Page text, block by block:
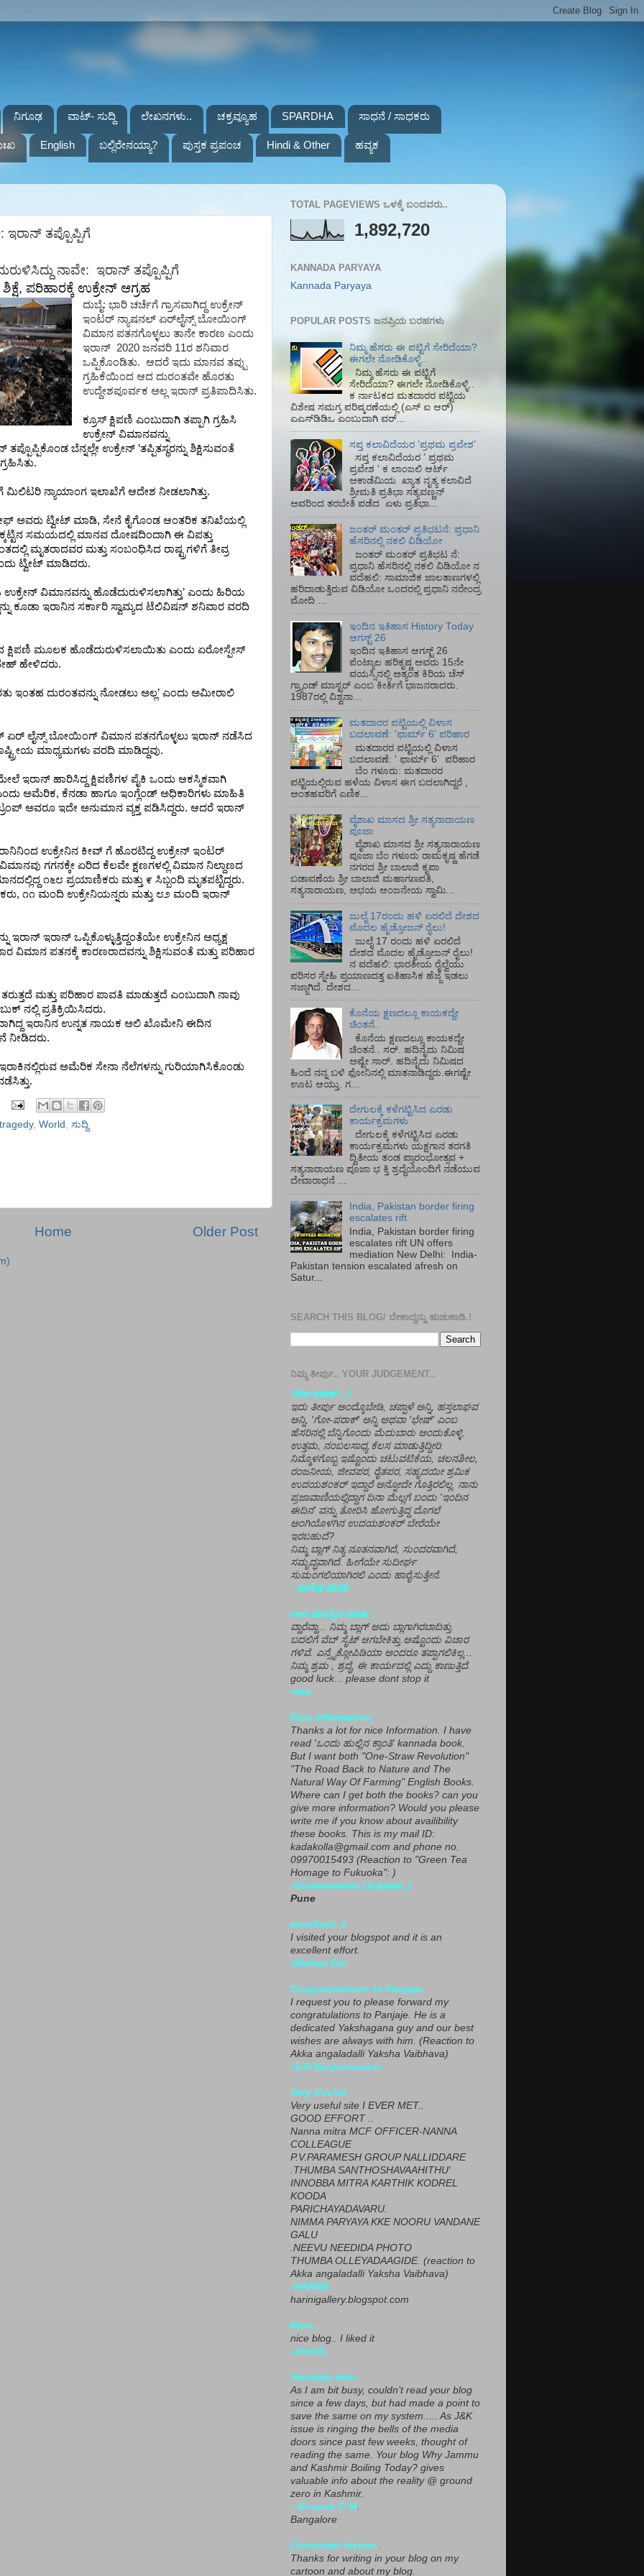
ನಿಗೂಢ ವಾಟ್- ಸುದ್ದಿ ಲೇಖನಗಳು.. ಚಕ್ರವ್ಯೂಹ SPARDHA ಸಾಧನೆ / ಸಾಧಕರು
English ಬಲ್ಲಿರೇನಯ್ಯಾ? ಪುಸ್ತಕ ಪ್ರಪಂಚ Hindi & Other ಹವ್ಯಕ
ಇರಾನ್ ತಪ್ಪೊಪ್ಪಿಗೆ
ನಾವೇ: ಇರಾನ್ ತಪ್ಪೊಪ್ಪಿಗೆ
ಶಿಕ್ಷೆ, ಪರಿಹಾರಕ್ಕೆ ಉಕ್ರೇನ್ ಆಗ್ರಹ
ದುಬೈ: ಭಾರಿ ಚರ್ಚೆಗೆ ಗ್ರಾಸವಾಗಿದ್ದ ಉಕ್ರೇನ್
ಇಂಟರ್ ನ್ಯಾಷನಲ್ ಏರ್ಲೈನ್ಸ್ ಬೋಯಿಂಗ್
ವಿಮಾನ ಪತನಗೊಳ್ಳಲು ತಾನೇ ಕಾರಣ ಎಂದು
ಇರಾನ್2020 ಜನವರಿ 11ರ ಶನಿವಾರ
ಒಪ್ಪಿಕೊಂಡಿತು. ಆದರೆ ಇದು ಮಾನವ ತಪ್ಪು
ಗ್ರಹಿಕೆಯಿಂದ ಆದ ದುರಂತವೇ ಹೊರತು
ಉದ್ದೇಶಪೂರ್ವಕ ಅಲ್ಲ ಇರಾನ್ ಪ್ರತಿಪಾದಿಸಿತು.
ಕ್ರೂಸ್ ಕ್ಷಿಪಣಿ ಎಂಬುದಾಗಿ ತಪ್ಪಾಗಿ ಗ್ರಹಿಸಿ
ಉಕ್ರೇನ್ ವಿಮಾನವನ್ನು
ತಪ್ಪೊಪ್ಪಿಕೊಂಡ ಬೆನ್ನಲ್ಲೇ ಉಕ್ರೇನ್ ’ತಪ್ಪಿತಸ್ಥರನ್ನು ಶಿಕ್ಷಿಸುವಂತೆ
.
ಮಿಲಿಟರಿ ನ್ಯಾಯಾಂಗ ಇಲಾಖೆಗೆ ಆದೇಶ ನೀಡಲಾಗಿತ್ತು.
ಅವರು ಟ್ವೀಟ್ ಮಾಡಿ, ಸೇನೆ ಕೈಗೊಂಡ ಆಂತರಿಕ ತನಿಖೆಯಲ್ಲಿ
ಸಮಯದಲ್ಲಿ ಮಾನವ ದೋಷದಿಂದಾಗಿ ಈ ವಿಪತ್ತು
ಮೃತರಾದವರ ಮತ್ತು ಸಂಬಂಧಿಸಿದ ರಾಷ್ಟ್ರಗಳಿಗೆ ತೀವ್ರ
ಟ್ವೀಟ್ ಮಾಡಿದರು.
ಉಕ್ರೇನ್ ವಿಮಾನವನ್ನು ಹೊಡೆದುರುಳಿಸಲಾಗಿತ್ತು’ ಎಂದು ಹಿರಿಯ
ಕೂಡಾ ಇರಾನಿನ ಸರ್ಕಾರಿ ಸ್ವಾಮ್ಯದ ಟೆಲಿವಿಷನ್ ಶನಿವಾರ ವರದಿ
ಕ್ಷಿಪಣಿ ಮೂಲಕ ಹೊಡೆದುರುಳಿಸಲಾಯಿತು ಎಂದು ಏರೋಸ್ಪೇಸ್
ಹೇಳಿದರು.
ಇಂತಹ ದುರಂತವನ್ನು ನೋಡಲು ಅಲ್ಲ’ ಎಂದು ಅಮೀರಾಲಿ
ಏರ್ ಲೈನ್ಸ್ ಬೋಯಿಂಗ್ ವಿಮಾನ ಪತನಗೊಳ್ಳಲು ಇರಾನ್ ನಡೆಸಿದ
ಮಾಧ್ಯಮಗಳು ವರದಿ ಮಾಡಿದ್ದವು.
ಇರಾನ್ ಹಾರಿಸಿದ್ದ ಕ್ಷಿಪಣಿಗಳ ಪೈಕಿ ಒಂದು ಆಕಸ್ಮಿಕವಾಗಿ
ಅಮೆರಿಕ, ಕೆನಡಾ ಹಾಗೂ ಇಂಗ್ಲೆಂಡ್ ಅಧಿಕಾರಿಗಳು ಮಾಹಿತಿ
ಅವರೂ ಇದೇ ಅನುಮಾನ ವ್ಯಕ್ತ ಪಡಿಸಿದ್ದರು. ಆದರೆ ಇರಾನ್
ಉಕ್ರೇನಿನ ಕೀವ್ ಗೆ ಹೊರಟಿದ್ದ ಉಕ್ರೇನ್ ಇಂಟರ್
ವಿಮಾನವು ಗಗನಕ್ಕೇ ಏರಿದ ಕೆಲವೇ ಕ್ಷಣಗಳಲ್ಲಿ ವಿಮಾನ ನಿಲ್ದಾಣದ
೧೬೮ ಪ್ರಯಾಣಿಕರು ಮತ್ತು ೯ ಸಿಬ್ಬಂದಿ ಮೃತಪಟ್ಟಿದ್ದರು.
, ೧೧ ಮಂದಿ ಉಕ್ರೇನಿಯನ್ನರು ಮತ್ತು ೮೨ ಮಂದಿ ಇರಾನ್
ಇರಾನ್ ಇರಾನ್ ಒಪ್ಪಿಕೊಳ್ಳುತ್ತಿದ್ದಂತೆಯೇ ಉಕ್ರೇನಿನ ಅಧ್ಯಕ್ಷ
ವಿಮಾನ ಪತನಕ್ಕೆ ಕಾರಣರಾದವನ್ನು ಶಿಕ್ಷಿಸುವಂತೆ ಮತ್ತು ಪರಿಹಾರ
ತರುತ್ತದೆ ಮತ್ತು ಪರಿಹಾರ ಪಾವತಿ ಮಾಡುತ್ತದೆ ಎಂಬುದಾಗಿ ನಾವು
ಬುಕ್ ನಲ್ಲಿ ಪ್ರತಿಕ್ರಿಯಿಸಿದರು.
ಇರಾನಿನ ಉನ್ನತ ನಾಯಕ ಅಲಿ ಖೊಮೇನಿ ಈದಿನ
ನೀಡಿದರು.
ಇರಾಕಿನಲ್ಲಿರುವ ಅಮೆರಿಕ ಸೇನಾ ನೆಲೆಗಳನ್ನು ಗುರಿಯಾಗಿಸಿಕೊಂಡು
.
tragedy, World ಸುದ್ದಿ
Older Post
Home
TOTAL PAGEVIEWS ಒಳಕ್ಕೆ ಬಂದವರು..
1,892,720
KANNADA PARYAYA
Kannada Paryaya
POPULAR POSTS ಜನಪ್ರಿಯ ಬರಹಗಳು
ನಿಮ್ಮ ಹೆಸರು ಈ ಪಟ್ಟಿಗೆ ಸೇರಿದೆಯಾ?
ಈಗಲೇ ನೋಡಿಕೊಳ್ಳಿ..
ನಿಮ್ಮ ಹೆಸರು ಈ ಪಟ್ಟಿಗೆ
ಸೇರಿದೆಯಾ? ಈಗಲೇ ನೋಡಿಕೊಳ್ಳಿ..
ಕ ರ್ನಾಟಕದ ಮತದಾರರ ಪಟ್ಟಿಯ
ವಿಶೇಷ ಸಮಗ್ರ ಪರಿಷ್ಕರಣೆಯಲ್ಲಿ (ಎಸ್‌ ಐ ಆರ್)‌
ಎಎಸ್‌ಡಿಡಿಒ ಎಂಬುದಾಗಿ ವರ್...
ಸಪ್ತ ಕಲಾವಿದೆಯರ ʼಪ್ರಥಮ ಪ್ರವೇಶʼ
ಸಪ್ತ ಕಲಾವಿದೆಯರ ʼ ಪ್ರಥಮ
ಪ್ರವೇಶ ʼ ಕ ಲಾಂಜಲಿ ಆರ್ಟ್
ಅಕಾಡೆಮಿಯ‌ ಖ್ಯಾತ ನೃತ್ಯ ಕಲಾವಿದೆ
ಶ್ರೀಮತಿ ಪ್ರತಿಭಾ ಸತ್ಯವಣ್ಣನ್
ಅವರಿಂದ ತರಬೇತಿ ಪಡೆದ ಏಳು ಪ್ರತಿಭಾ...
ಜಂತರ್ ಮಂತರ್ ಪ್ರತಿಭಟನೆ: ಪ್ರಧಾನಿ
ಹೆಸರಿನಲ್ಲಿ ನಕಲಿ ವಿಡಿಯೋ
ಜಂತರ್ ಮಂತರ್ ಪ್ರತಿಭಟ ನೆ:
ಪ್ರಧಾನಿ ಹೆಸರಿನಲ್ಲಿ ನಕಲಿ ವಿಡಿಯೋ ನ
ವದೆಹಲಿ: ಸಾಮಾಜಿಕ ಜಾಲತಾಣಗಳಲ್ಲಿ
ಹರಿದಾಡುತ್ತಿರುವ ವಿಡಿಯೋ ಒಂದರಲ್ಲಿ ಪ್ರಧಾನಿ ನರೇಂದ್ರ
ಮೋದಿ ...
ಇಂದಿನ ಇತಿಹಾಸ History Today
ಆಗಸ್ಟ್ 26
ಇಂದಿನ ಇತಿಹಾಸ ಆಗಸ್ಟ್ 26
ಪೆಂಟ್ಯಾಲ ಹರಿಕೃಷ್ಣ ಅವರು 15ನೇ
ವಯಸ್ಸಿನಲ್ಲಿ ಅತ್ಯಂತ ಕಿರಿಯ ಚೆಸ್
ಗ್ರ್ಯಾಂಡ್ ಮಾಸ್ಟರ್ ಎಂಬ ಕೀರ್ತಿಗೆ ಭಾಜನರಾದರು.
1987ರಲ್ಲಿ ವಿಶ್ವನಾ...
ಮತದಾರರ ಪಟ್ಟಿಯಲ್ಲಿ ವಿಳಾಸ
ಬದಲಾವಣೆ: 'ಫಾರ್ಮ್ 6' ಪರಿಹಾರ
ಮತದಾರರ ಪಟ್ಟಿಯಲ್ಲಿ ವಿಳಾಸ
ಬದಲಾವಣೆ: ' ಫಾರ್ಮ್ 6' ಪರಿಹಾರ
ಬೆಂ ಗಳೂರು: ಮತದಾರರ
ಪಟ್ಟಿಯಲ್ಲಿರುವ ಹಳೆಯ ವಿಳಾಸ ಈಗ ಬದಲಾಗಿದ್ದರೆ ,
ಅಂತಹವರಿಗೆ ಎಣಿಕ...
ವೈಶಾಖ ಮಾಸದ ಶ್ರೀ ಸತ್ಯನಾರಾಯಣ
ಪೂಜಾ
ವೈಶಾಖ ಮಾಸದ ಶ್ರೀ ಸತ್ಯನಾರಾಯಣ
ಪೂಜಾ ಬೆಂ ಗಳೂರು ರಾಮಕೃಷ್ಣ ಹೆಗಡೆ
ನಗರದ ಶ್ರೀ ಬಾಲಾಜಿ ಕೃಪಾ
ಬಡಾವಣೆಯ ಶ್ರೀ ಬಾಲಾಜಿ ಮಹಾಗಣಪತಿ,
ಸತ್ಯನಾರಾಯಣ, ಅಭಯ ಆಂಜನೇಯ ಸ್ವಾಮಿ...
ಜುಲೈ 17ರಂದು ಹಳಿ ಏರಲಿದೆ ದೇಶದ
ಮೊದಲ ಹೈಡ್ರೋಜನ್ ರೈಲು!
ಜುಲೈ 17 ರಂದು ಹಳಿ ಏರಲಿದೆ
ದೇಶದ ಮೊದಲ ಹೈಡ್ರೋಜನ್ ರೈಲು!
ನ ವದೆಹಲಿ: ಭಾರತೀಯ ರೈಲ್ವೆಯು
ಪರಿಸರ ಸ್ನೇಹಿ ಪ್ರಯಾಣದತ್ತ ಐತಿಹಾಸಿಕ ಹೆಜ್ಜೆ ಇಡಲು
ಸಜ್ಜಾಗಿದೆ. ದೇಶದ...
ಕೊನೆಯ ಕ್ಷಣದಲ್ಲೂ ಕಾಯಕದ್ದೇ
ಚಿಂತನೆ..
ಕೊನೆಯ ಕ್ಷಣದಲ್ಲೂ ಕಾಯಕದ್ದೇ
ಚಿಂತನೆ.. ಸರ್.‌ ಹದಿನೈದು ನಿಮಿಷ
ಅಷ್ಟೇ ಸಾರ್.‌ ಹದಿನೈದು ನಿಮಿಷದ
ಹಿಂದೆ ನನ್ನ ಬಳಿ ಫೋನಿನಲ್ಲಿ ಮಾತನಾಡಿದ್ದರು.ಈಗಷ್ಟೇ
ಊಟ ಆಯ್ತು. ಗ...
ದೇಗುಲಕ್ಕೆ ಕಳೆಗಟ್ಟಿಸಿದ ಎರಡು
ಕಾರ್ಯಕ್ರಮಗಳು
ದೇಗುಲಕ್ಕೆ ಕಳೆಗಟ್ಟಿಸಿದ ಎರಡು
ಕಾರ್ಯಕ್ರಮಗಳು ಯಕ್ಷಗಾನ ತರಗತಿ
ದ್ವಿತೀಯ ತಂಡ ಪ್ರಾರಂಭೋತ್ಸವ +
ಸತ್ಯನಾರಾಯಣ ಪೂಜಾ ಭ ಕ್ತಿ ಶ್ರದ್ಧೆಯೊಂದಿಗೆ ನಡೆಯುವ
ದೇವಾರಾಧನೆ ...
India, Pakistan border firing
escalates rift
India, Pakistan border firing
escalates rift UN offers
mediation New Delhi: India-
Pakistan tension escalated afresh on
Satur...
SEARCH THIS BLOG/ ಬೇಕಾದ್ದನ್ನು ಹುಡುಕಾಡಿ.!
ನಿಮ್ಮ ತೀರ್ಪು.. YOUR JUDGEMENT..
'ಗೋ-ಪರಾಕ್' ..!
ಇದು ತೀರ್ಪು ಅಂದ್ಕೊಬೇಡಿ, ಚಪ್ಪಾಳೆ ಅನ್ನಿ, ಹಸ್ತಲಾಘವ
ಅನ್ನಿ, 'ಗೋ-ಪರಾಕ್' ಅನ್ನಿ ಅಥವಾ 'ಭೇಷ್' ಎಂಬ
ಹೆಸರಿನಲ್ಲಿ ಬೆನ್ನಿಗೊಂದು ಮೆದುಬಾರು ಅಂದುಕೊಳ್ಳಿ.
ಉತ್ತಮ, ನಂಬಲಸಾಧ್ಯ ಕೆಲಸ ಮಾಡುತ್ತಿದ್ದೀರಿ.
ನಿಮ್ಮೊಳಗೊಬ್ಬ ಇಷ್ಟೊಂದು ಚಟುವಟಿಕೆಯ, ಚಲನಶೀಲ,
ರಂಜನೀಯ, ಜೀವಪರ, ರೈತಪರ, ಸಹೃದಯೀ ಶ್ರಮಿಕ
ಉದಯಶಂಕರ್ ಇದ್ದಾರೆ ಅನ್ನೋದೇ ಗೊತ್ತಿರಲಿಲ್ಲ. ನಾನು
ಪ್ರಜಾವಾಣಿಯಲ್ಲಿದ್ದಾಗ ದಿನಾ ಮೆಲ್ಲಗೆ ಬಂದು 'ಇಂದಿನ
ಈದಿನ' ವನ್ನು ತೋರಿಸಿ ಹೋಗುತ್ತಿದ್ದ ದೊಗಲೆ
ಅಂಗಿಯೊಳಗಿನ ಉದಯಶಂಕರ್ ಬೇರೆಯೇ
ಇರಬಹುದೆ?
ನಿಮ್ಮ ಬ್ಲಾಗ್ ನಿತ್ಯ ನೂತನವಾಗಿದೆ, ಸುಂದರವಾಗಿದೆ,
ಸಮೃದ್ಧವಾಗಿದೆ. ಹೀಗೆಯೇ ಸುದೀರ್ಘ
ಸುಮಂಗಲಿಯಾಗಿರಲಿ ಎಂದು ಹಾರೈಸುತ್ತೇನೆ.
- ನಾಗೇಶ ಹೆಗಡೆ
vee ಮನಸ್ಸಿನ ಮಾತು .
ವ್ಹಾರೆವ್ಹಾ... ನಿಮ್ಮ ಬ್ಲಾಗ್ ಅದು ಬ್ಲಾಗಾಗಿರಬಾದಿತ್ತು.
ಬದಲಿಗೆ ವೆಬ್ ಸೈಟ್ ಆಗಬೇಕಿತ್ತು.ಅಷ್ಟೊಂದು ವಿಚಾರ
ಗಳಿವೆ. ಎನ್ಸೈಕ್ಲೋಪಿಡಿಯಾ ಅಂದರೂ ತಪ್ಪಾಗಲಿಕಿಲ್ಲ...
ನಿಮ್ಮ ಶ್ರಮ , ಶ್ರದ್ಧೆ, ಈ ಕಾರ್ಯದಲ್ಲಿ ಎದ್ದು ಕಾಣುತ್ತಿದೆ.
good luck... please dont stop it
-vee
Nice Information..
Thanks a lot for nice Information. I have
read 'ಒಂದು ಹುಲ್ಲಿನ ಕ್ರಾಂತಿ' kannada book.
But I want both "One-Straw Revolution"
"The Road Back to Nature and The
Natural Way Of Farming" English Books.
Where can I get both the books? can you
give more information? Would you please
write me if you know about availibility
these books. This is my mail ID:
kadakolla@gmail.com and phone no.
09970015493 (Reaction to "Green Tea
Homage to Fukuoka": )
-Kumarswamy (ಕುಕೂಊ..)
Pune
excellent..1
I visited your blogspot and it is an
excellent effort.
-Mohan Pai
Congratulations to Panjaje..
I request you to please forward my
congratulations to Panjaje. He is a
dedicated Yakshagana guy and our best
wishes are always with him. (Reaction to
Akka angaladalli Yaksha Vaibhava)
-S.R.Vijayashankar
Very Useful..
Very useful site I EVER MET..
GOOD EFFORT ..
Nanna mitra MCF OFFICER-NANNA
COLLEAGUE
P.V.PARAMESH GROUP NALLIDDARE
.THUMBA SANTHOSHAVAAHITHU'
INNOBBA MITRA KARTHIK KODREL
KOODA
PARICHAYADAVARU.
NIMMA PARYAYA KKE NOORU VANDANE
GALU
.NEEVU NEEDIDA PHOTO
THUMBA OLLEYADAAGIDE. (reaction to
Akka angaladalli Yaksha Vaibhava)
-HARINI
harinigallery.blogspot.com
Nice..
nice blog.. I liked it
-Amrith
Valuable Info..
As I am bit busy, couldn’t read your blog
since a few days, but had made a point to
save the same on my system..... As J&K
issue is ringing the bells of the media
doors since past few weeks, thought of
reading the same. Your blog Why Jammu
and Kashmir Boiling Today? gives
valuable info about the reality @ ground
zero in Kashmir.
- Vinayak G M,
Bangalore
Consumer Issues..
Thanks for writing in your blog on my
cartoon and about my blog.